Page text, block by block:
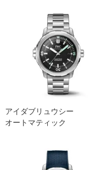
アイダブリュウシー
オートマティック